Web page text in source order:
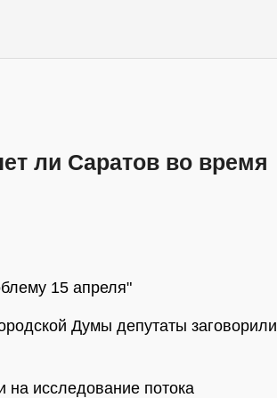
ли Саратов во время
15 апреля"
Думы депутаты заговорили
исследование потока